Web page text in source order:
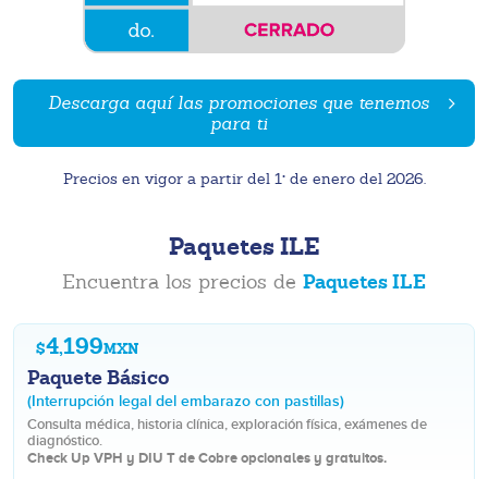
Descarga aquí las promociones que tenemos
para ti
Precios en vigor a partir del 1° de enero del 2026.
Paquetes ILE
Encuentra los precios de Paquetes ILE
Paquete Básico
(Interrupción legal del embarazo con pastillas)
Consulta médica, historia clínica, exploración física, exámenes de
diagnóstico.
Check Up VPH y DIU T de Cobre opcionales y gratuitos.
$4,199MXN